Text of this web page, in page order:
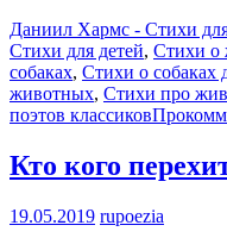
Даниил Хармс - Стихи
Стихи для детей, Стихи о
собаках, Стихи о собаках
животных, Стихи про
поэтов классиков
Кто кого
19.05.2019 rupoezia